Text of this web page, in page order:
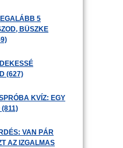
5
BÜSZKE
(627)
KVÍZ: EGY
(811)
VAN PÁR
AZ IZGALMAS